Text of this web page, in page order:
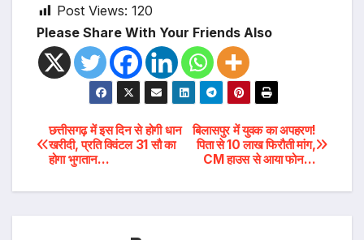
Post Views: 120
Please Share With Your Friends Also
Post
navigation
बिलासपुर में युवक का अपहरण!
पिता से 10 लाख फिरौती मांग,
CM हाउस से आया फोन…
छत्तीसगढ़ में इस दिन से होगी धान
खरीदी, प्रति क्विंटल 31 सौ का
होगा भुगतान…